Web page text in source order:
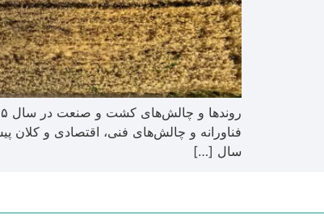
فناورانه و چالش‌های فنی، اقتصادی و
سال […]